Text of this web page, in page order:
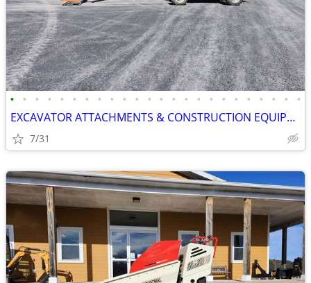
• • • • • • • • • • • • • • • • • • • • • • • •
EXCAVATOR ATTACHMENTS & CONSTRUCTION EQUIPMENT ON SALE!!!
7/31